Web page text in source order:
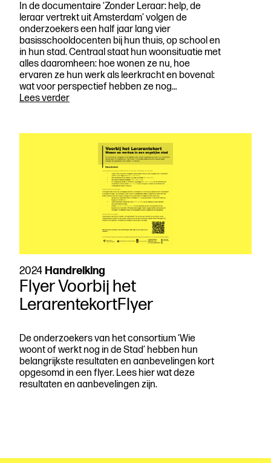
In de documentaire ‘Zonder Leraar: help, de
leraar vertrekt uit Amsterdam’ volgen de
onderzoekers een half jaar lang vier
basisschooldocenten bij hun thuis, op school en
in hun stad. Centraal staat hun woonsituatie met
alles daaromheen: hoe wonen ze nu, hoe
ervaren ze hun werk als leerkracht en bovenal:
wat voor perspectief hebben ze nog…
Lees verderDocumentaire
help,
vertrekt
Amsterdam’
2024 Handreiking
Flyer Voorbij het
LerarentekortFlyer
De onderzoekers van het consortium ‘Wie
woont of werkt nog in de Stad’ hebben hun
belangrijkste resultaten en aanbevelingen kort
opgesomd in een flyer. Lees hier wat deze
resultaten en aanbevelingen zijn.